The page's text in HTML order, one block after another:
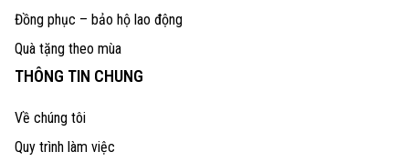
Đồng phục – bảo hộ lao động
Quà tặng theo mùa
THÔNG TIN CHUNG
Về chúng tôi
Quy trình làm việc